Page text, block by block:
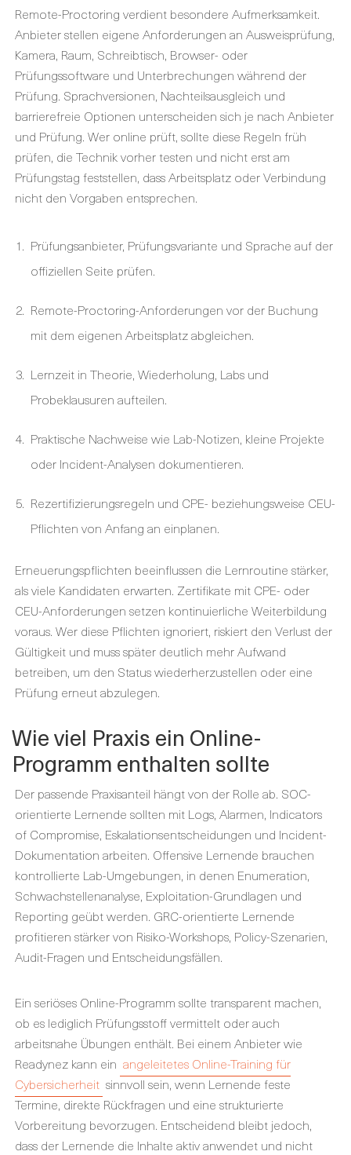
Remote-Proctoring verdient besondere Aufmerksamkeit.
Anbieter stellen eigene Anforderungen an Ausweisprüfung,
Kamera, Raum, Schreibtisch, Browser- oder
Prüfungssoftware und Unterbrechungen während der
Prüfung. Sprachversionen, Nachteilsausgleich und
barrierefreie Optionen unterscheiden sich je nach Anbieter
und Prüfung. Wer online prüft, sollte diese Regeln früh
prüfen, die Technik vorher testen und nicht erst am
Prüfungstag feststellen, dass Arbeitsplatz oder Verbindung
nicht den Vorgaben entsprechen.
Prüfungsanbieter, Prüfungsvariante und Sprache auf der
offiziellen Seite prüfen.
Remote-Proctoring-Anforderungen vor der Buchung
mit dem eigenen Arbeitsplatz abgleichen.
Lernzeit in Theorie, Wiederholung, Labs und
Probeklausuren aufteilen.
Praktische Nachweise wie Lab-Notizen, kleine Projekte
oder Incident-Analysen dokumentieren.
Rezertifizierungsregeln und CPE- beziehungsweise CEU-
Pflichten von Anfang an einplanen.
Erneuerungspflichten beeinflussen die Lernroutine stärker,
als viele Kandidaten erwarten. Zertifikate mit CPE- oder
CEU-Anforderungen setzen kontinuierliche Weiterbildung
voraus. Wer diese Pflichten ignoriert, riskiert den Verlust der
Gültigkeit und muss später deutlich mehr Aufwand
betreiben, um den Status wiederherzustellen oder eine
Prüfung erneut abzulegen.
Wie viel Praxis ein Online-
Programm enthalten sollte
Der passende Praxisanteil hängt von der Rolle ab. SOC-
orientierte Lernende sollten mit Logs, Alarmen, Indicators
of Compromise, Eskalationsentscheidungen und Incident-
Dokumentation arbeiten. Offensive Lernende brauchen
kontrollierte Lab-Umgebungen, in denen Enumeration,
Schwachstellenanalyse, Exploitation-Grundlagen und
Reporting geübt werden. GRC-orientierte Lernende
profitieren stärker von Risiko-Workshops, Policy-Szenarien,
Audit-Fragen und Entscheidungsfällen.
Ein seriöses Online-Programm sollte transparent machen,
ob es lediglich Prüfungsstoff vermittelt oder auch
arbeitsnahe Übungen enthält. Bei einem Anbieter wie
Readynez kann ein angeleitetes Online-Training für
Cybersicherheit sinnvoll sein, wenn Lernende feste
Termine, direkte Rückfragen und eine strukturierte
Vorbereitung bevorzugen. Entscheidend bleibt jedoch,
dass der Lernende die Inhalte aktiv anwendet und nicht